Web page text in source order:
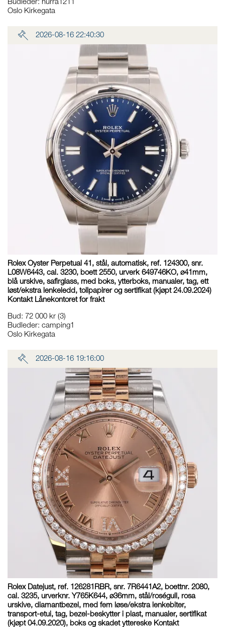
Budleder: hurra1211
Oslo Kirkegata
2026-08-16 22:40:30
Rolex Oyster Perpetual 41, stål, automatisk, ref. 124300, snr.
L08W6443, cal. 3230, boett 2550, urverk 649746KO, ø41mm,
blå urskive, safirglass, med boks, ytterboks, manualer, tag, ett
løst/ekstra lenkeledd, tollpapirer og sertifikat (kjøpt 24.09.2024)
Kontakt Lånekontoret for frakt
Bud: 72 000 kr (3)
Budleder: camping1
Oslo Kirkegata
2026-08-16 19:16:00
Rolex Datejust, ref. 126281RBR, snr. 7R6441A2, boettnr. 2080,
cal. 3235, urverknr. Y765K644, ø36mm, stål/roségull, rosa
urskive, diamantbezel, med fem løse/ekstra lenkebiter,
transport-etui, tag, bezel-beskytter i plast, manualer, sertifikat
(kjøpt 04.09.2020), boks og skadet yttereske Kontakt